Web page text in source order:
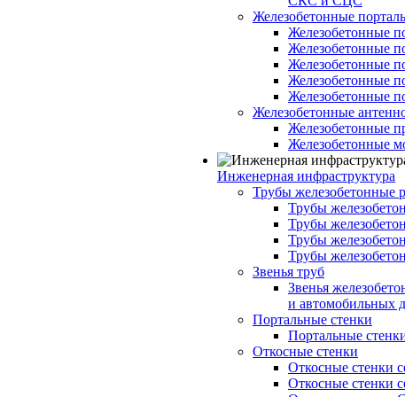
Железобетонные
Железобетонные
Железобетонные
Железобетонные
Железобетонные
Железобетонные
Железобетонные
Железобетонные
Железобетонные
Инженерная инфраструктура
Трубы железобетонные
Трубы
Трубы
Трубы
Трубы
Звенья труб
Звенья
и автомобильных
Портальные стенки
Портальные
Откосные стенки
Откосные стенки
Откосные стенки